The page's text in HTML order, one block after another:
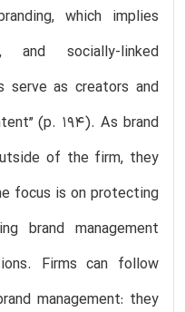
which implies
and socially-linked
serve as creators and
(p. 194). As brand
of the firm, they
focus is on protecting
brand management
Firms can follow
management: they